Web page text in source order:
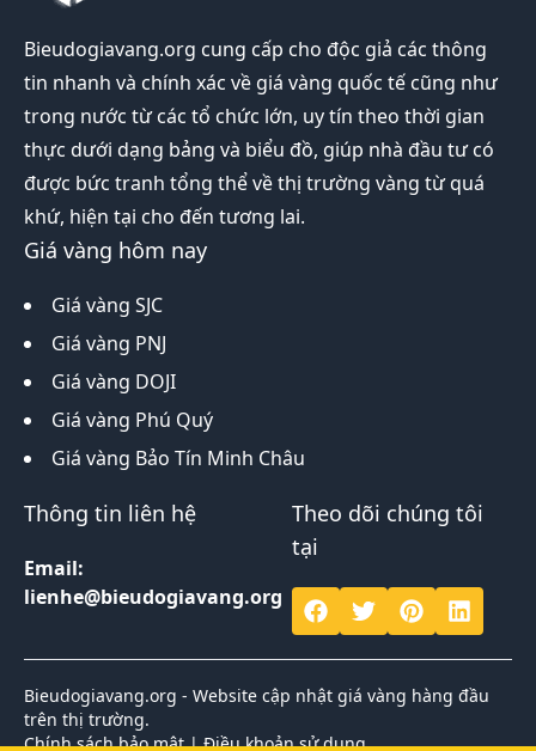
Bieudogiavang.org cung cấp cho độc giả các thông
tin nhanh và chính xác về giá vàng quốc tế cũng như
trong nước từ các tổ chức lớn, uy tín theo thời gian
thực dưới dạng bảng và biểu đồ, giúp nhà đầu tư có
được bức tranh tổng thể về thị trường vàng từ quá
khứ, hiện tại cho đến tương lai.
Giá vàng hôm nay
Giá vàng SJC
Giá vàng PNJ
Giá vàng DOJI
Giá vàng Phú Quý
Giá vàng Bảo Tín Minh Châu
Thông tin liên hệ
Email:
lienhe@bieudogiavang.org
Theo dõi chúng tôi
tại
Bieudogiavang.org - Website cập nhật giá vàng hàng đầu
trên thị trường.
Chính sách bảo mật|Điều khoản sử dụng